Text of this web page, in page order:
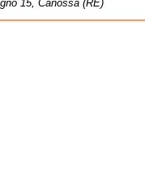
15, Canossa (RE)